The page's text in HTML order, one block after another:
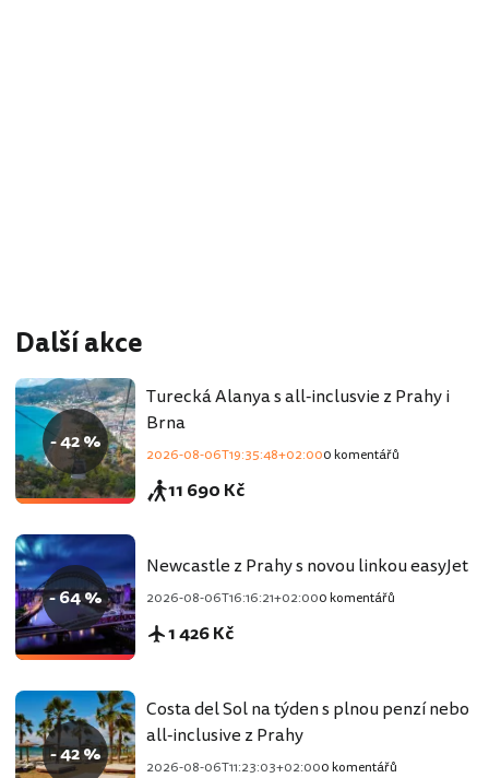
Další akce
- 42 %
Turecká Alanya s all-inclusvie z Prahy i
Brna
2026-08-06T19:35:48+02:000 komentářů
11 690 Kč
- 64 %
Newcastle z Prahy s novou linkou easyJet
2026-08-06T16:16:21+02:000 komentářů
1 426 Kč
- 42 %
Costa del Sol na týden s plnou penzí nebo
all-inclusive z Prahy
2026-08-06T11:23:03+02:000 komentářů